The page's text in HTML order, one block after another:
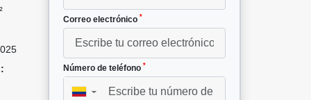
Correo electrónico *
Número de teléfono *
▼